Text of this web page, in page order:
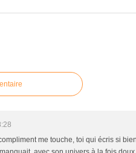
me touche, toi qui écris si